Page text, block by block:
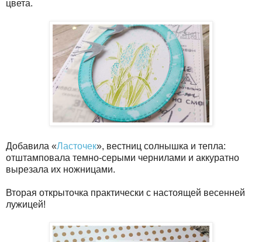
цвета.
Добавила «Ласточек», вестниц солнышка и тепла:
отштамповала темно-серыми чернилами и аккуратно
вырезала их ножницами.
Вторая открыточка практически с настоящей весенней
лужицей!